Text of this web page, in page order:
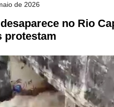
de 2026
no Rio
protestam